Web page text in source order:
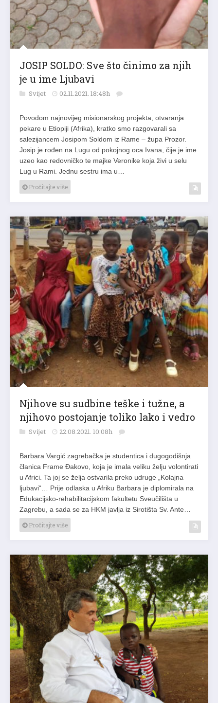
JOSIP SOLDO: Sve što činimo za njih
je u ime Ljubavi
Svijet 02.11.2021. 18:48h
Povodom najnovijeg misionarskog projekta, otvaranja
pekare u Etiopiji (Afrika), kratko smo razgovarali sa
salezijancem Josipom Soldom iz Rame – župa Prozor.
Josip je rođen na Lugu od pokojnog oca Ivana, čije je ime
uzeo kao redovničko te majke Veronike koja živi u selu
Lug u Rami. Jednu sestru ima u…
Pročitajte više
Njihove su sudbine teške i tužne, a
njihovo postojanje toliko lako i vedro
Svijet 22.08.2021. 10:08h
Barbara Vargić zagrebačka je studentica i dugogodišnja
članica Frame Đakovo, koja je imala veliku želju volontirati
u Africi. Ta joj se želja ostvarila preko udruge „Kolajna
ljubavi“… Prije odlaska u Afriku Barbara je diplomirala na
Edukacijsko-rehabilitacijskom fakultetu Sveučilišta u
Zagrebu, a sada se za HKM javlja iz Sirotišta Sv. Ante…
Pročitajte više